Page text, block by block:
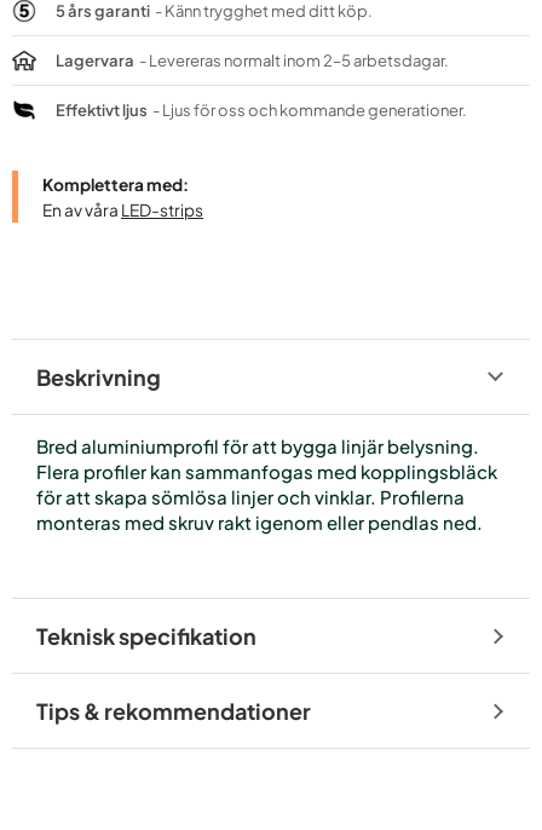
5 års garanti - Känn trygghet med ditt köp.
Lagervara - Levereras normalt inom 2–5 arbetsdagar.
Effektivt ljus - Ljus för oss och kommande generationer.
Komplettera med:
En av våra LED-strips
Beskrivning
Bred aluminiumprofil för att bygga linjär belysning.
Flera profiler kan sammanfogas med kopplingsbläck
för att skapa sömlösa linjer och vinklar. Profilerna
monteras med skruv rakt igenom eller pendlas ned.
Teknisk specifikation
Tips & rekommendationer